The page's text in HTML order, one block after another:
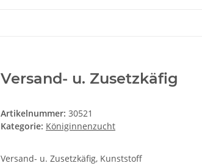
Versand- u. Zusetzkäfig
Artikelnummer: 30521
Kategorie: Königinnenzucht
Versand- u. Zusetzkäfig, Kunststoff